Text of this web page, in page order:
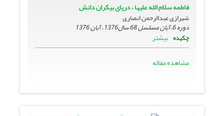
فاطمه سلام الله علیها ، دریاى بیکران دانش
شیرازی عبدالرحمن انصاری
دوره 6، آبان مسلسل 68 سال1376 ، آبان 1376
چکیده بیشتر
مشاهده مقاله